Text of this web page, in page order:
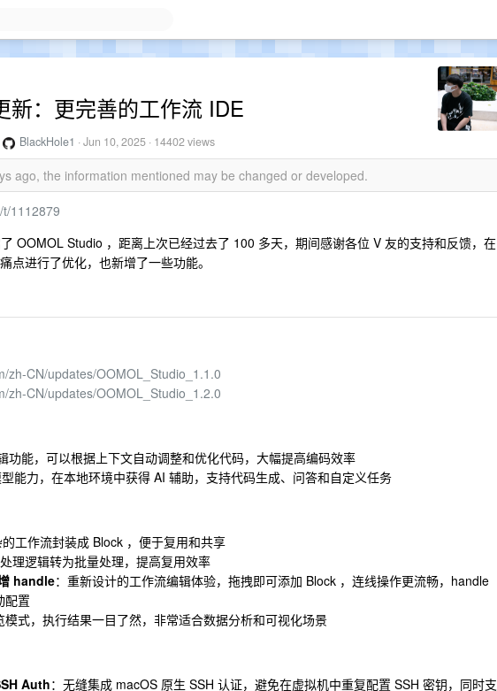
新：更完善的工作流 IDE
BlackHole1 ·Jun 10, 2025 · 14402 views
ago, the information mentioned may be changed or developed.
1112879
OOMOL Studio ，距离上次已经过去了 100 多天，期间感谢各位 V 友的支持和反馈，在
点进行了优化，也新增了一些功能。
zh-CN/updates/OOMOL_Studio_1.1.0
zh-CN/updates/OOMOL_Studio_1.2.0
功能，可以根据上下文自动调整和优化代码，大幅提高编码效率
能力，在本地环境中获得 AI 辅助，支持代码生成、问答和自定义任务
工作流封装成 Block ，便于复用和共享
理逻辑转为批量处理，提高复用效率
handle：重新设计的工作流编辑体验，拖拽即可添加 Block ，连线操作更流畅，handle
配置
模式，执行结果一目了然，非常适合数据分析和可视化场景
Auth：无缝集成 macOS 原生 SSH 认证，避免在虚拟机中重复配置 SSH 密钥，同时支